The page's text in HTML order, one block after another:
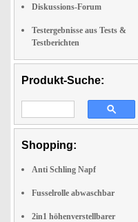
Diskussions-Forum
Testergebnisse aus Tests &
Testberichten
Produkt-Suche:
Shopping:
Anti Schling Napf
Fusselrolle abwaschbar
2in1 höhenverstellbarer